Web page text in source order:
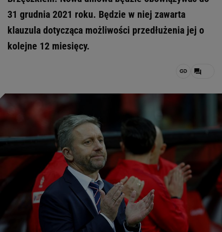
31 grudnia 2021 roku. Będzie w niej zawarta
klauzula dotycząca możliwości przedłużenia jej o
kolejne 12 miesięcy.